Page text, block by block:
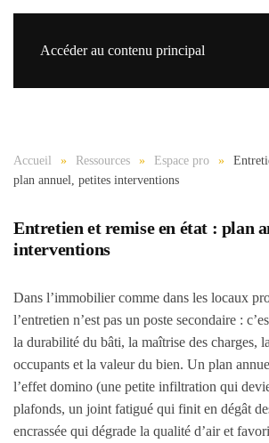
Accéder au contenu principal
Accueil Ressources Espace pro
plan annuel, petites interventions
Entretien et remise en état : plan
interventions
Dans l’immobilier comme dans les locaux
l’entretien n’est pas un poste secondaire :
la durabilité du bâti, la maîtrise des charges,
occupants et la valeur du bien. Un plan
l’effet domino (une petite infiltration qui
plafonds, un joint fatigué qui finit en dégât
encrassée qui dégrade la qualité d’air et